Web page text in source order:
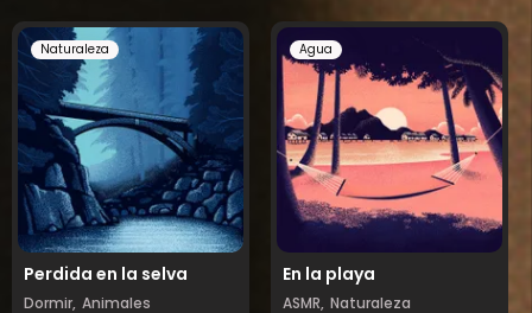
Perdida en la selva
Naturaleza
Dormir, Animales
En la playa
Agua
ASMR, Naturaleza